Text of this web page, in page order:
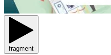
fragment